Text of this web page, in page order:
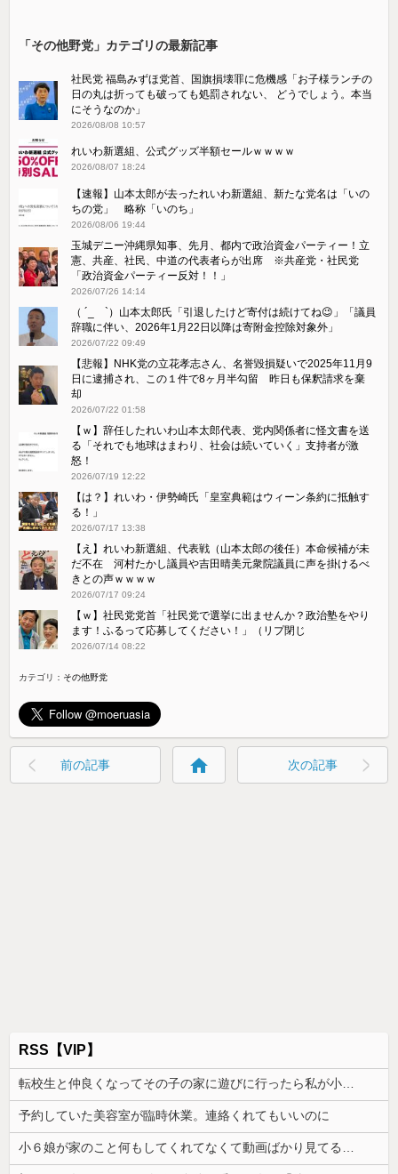
「その他野党」カテゴリの最新記事
社民党 福島みずほ党首、国旗損壊罪に危機感「お子様ランチの
日の丸は折っても破っても処罰されない、 どうでしょう。本当
にそうなのか」
2026/08/08 10:57
れいわ新選組、公式グッズ半額セールｗｗｗｗ
2026/08/07 18:24
【速報】山本太郎が去ったれいわ新選組、新たな党名は「いの
ちの党」 略称「いのち」
2026/08/06 19:44
玉城デニー沖縄県知事、先月、都内で政治資金パーティー！立
憲、共産、社民、中道の代表者らが出席 ※共産党・社民党
「政治資金パーティー反対！！」
2026/07/26 14:14
（ ´_ゝ`）山本太郎氏「引退したけど寄付は続けてね😉」「議員
辞職に伴い、2026年1月22日以降は寄附金控除対象外」
2026/07/22 09:49
【悲報】NHK党の立花孝志さん、名誉毀損疑いで2025年11月9
日に逮捕され、この１件で8ヶ月半勾留 昨日も保釈請求を棄
却
2026/07/22 01:58
【ｗ】辞任したれいわ山本太郎代表、党内関係者に怪文書を送
る「それでも地球はまわり、社会は続いていく」支持者が激
怒！
2026/07/19 12:22
【は？】れいわ・伊勢崎氏「皇室典範はウィーン条約に抵触す
る！」
2026/07/17 13:38
【え】れいわ新選組、代表戦（山本太郎の後任）本命候補が未
だ不在 河村たかし議員や吉田晴美元衆院議員に声を掛けるべ
きとの声ｗｗｗｗ
2026/07/17 09:24
【ｗ】社民党党首「社民党で選挙に出ませんか？政治塾をやり
ます！ふるって応募してください！」（リプ閉じ
2026/07/14 08:22
カテゴリ： その他野党
前の記事 home 次の記事
RSS【VIP】
予約していた美容室が臨時休業。連絡くれてもいいのに